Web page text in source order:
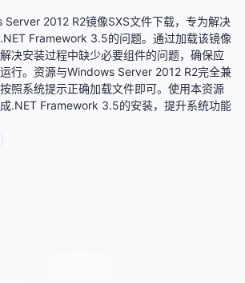
Server 2012 R2镜像SXS文件下载，专为解决
Framework 3.5的问题。通过加载该镜像
决安装过程中缺少必要组件的问题，确保应
行。资源与Windows Server 2012 R2完全兼
照系统提示正确加载文件即可。使用本资源
.NET Framework 3.5的安装，提升系统功能